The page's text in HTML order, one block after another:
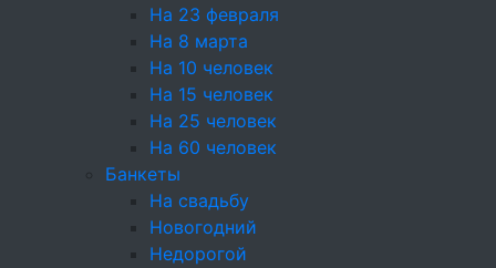
На 23 февраля
На 8 марта
На 10 человек
На 15 человек
На 25 человек
На 60 человек
Банкеты
На свадьбу
Новогодний
Недорогой
Услуги и предоплата
Конфеты ручной работы в подарок при заказе